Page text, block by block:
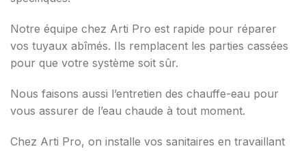
Notre équipe chez Arti Pro est rapide pour réparer
vos tuyaux abîmés. Ils remplacent les parties cassées
pour que votre système soit sûr.
Nous faisons aussi l’entretien des chauffe-eau pour
vous assurer de l’eau chaude à tout moment.
Chez Arti Pro, on installe vos sanitaires en travaillant